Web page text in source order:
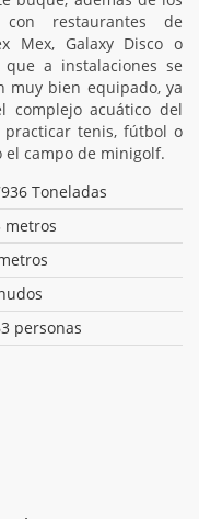
con restaurantes de
Mex, Galaxy Disco o
a instalaciones se
muy bien equipado, ya
complejo acuático del
practicar tenis, fútbol o
el campo de minigolf.
Toneladas
metros
personas